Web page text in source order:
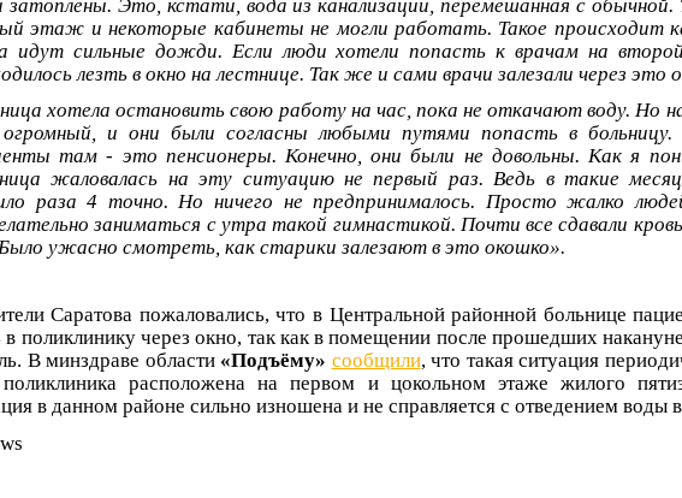
затоплены. Это, кстати, вода из канализации, перемешанная с обычной.
этаж и некоторые кабинеты не могли работать. Такое происходит
идут сильные дожди. Если люди хотели попасть к врачам на
лезть в окно на лестнице. Так же и сами врачи залезали через это
хотела остановить свою работу на час, пока не откачают воду. Но
и они были согласны любыми путями попасть в больницу.
там - это пенсионеры. Конечно, они были не довольны. Как я
жаловалась на эту ситуацию не первый раз. Ведь в такие
раза 4 точно. Но ничего не предпринималось. Просто жалко
заниматься с утра такой гимнастикой. Почти все сдавали
ужасно смотреть, как старики залезают в это окошко».
Саратова пожаловались, что в Центральной районной больнице
в поликлинику через окно, так как в помещении после прошедших
В минздраве области «Подъёму» сообщили, что такая ситуация
расположена на первом и цокольном этаже жилого
в данном районе сильно изношена и не справляется с отведением воды